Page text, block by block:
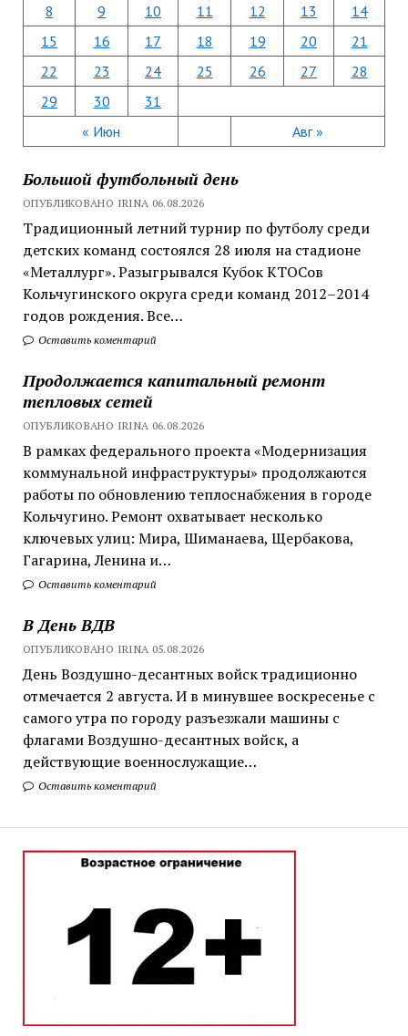
« Июн Авг »
8
9 10 11 12 13
14
15
16 17 18 19 20
21
22
23 24 25 26 27
28
29
30 31
Большой футбольный день
ОПУБЛИКОВАНО IRINA 06.08.2026
Традиционный летний турнир по футболу среди
детских команд состоялся 28 июля на стадионе
«Металлург». Разыгрывался Кубок КТОСов
Кольчугинского округа среди команд 2012–2014
годов рождения. Все…
Оставить коментарий
Продолжается капитальный ремонт
тепловых сетей
ОПУБЛИКОВАНО IRINA 06.08.2026
В рамках федерального проекта «Модернизация
коммунальной инфраструктуры» продолжаются
работы по обновлению теплоснабжения в городе
Кольчугино. Ремонт охватывает несколько
ключевых улиц: Мира, Шиманаева, Щербакова,
Гагарина, Ленина и…
Оставить коментарий
В День ВДВ
ОПУБЛИКОВАНО IRINA 05.08.2026
День Воздушно-десантных войск традиционно
отмечается 2 августа. И в минувшее воскресенье с
самого утра по городу разъезжали машины с
флагами Воздушно-десантных войск, а
действующие военнослужащие…
Оставить коментарий